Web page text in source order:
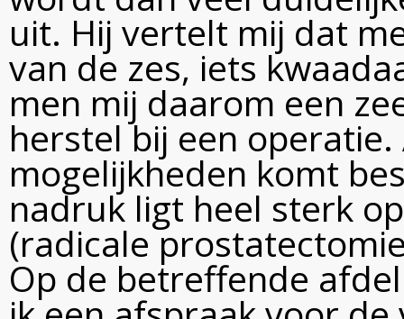
uit. Hij vertelt mij dat
van de zes, iets
men mij daarom een
herstel bij een
mogelijkheden komt
nadruk ligt heel sterk
(radicale
Op de betreffende